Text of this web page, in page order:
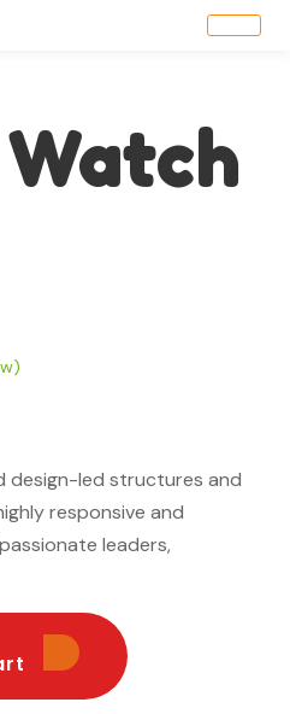
design-led structures and
responsive and
leaders,